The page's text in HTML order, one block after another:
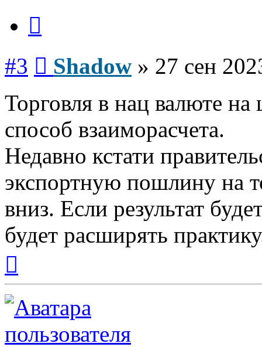
#3 Shadow » 27 сен
Торговля в нац валюте на
способ взаиморасчета.
Недавно кстати
экспортную пошлину на
вниз. Если результат
будет расширять
началу